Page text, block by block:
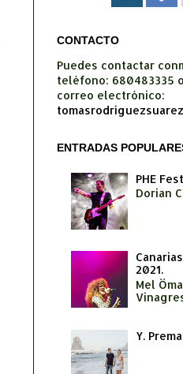
CONTACTO
Puedes contactar
teléfono: 680483335
correo electrónico:
ENTRADAS
PHE
Dorian
2021.
Mel
Y.